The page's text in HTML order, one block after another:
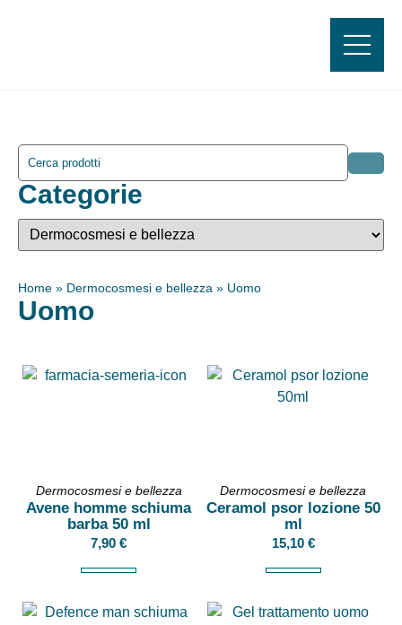
Categorie
Home » Dermocosmesi e bellezza » Uomo
Uomo
Dermocosmesi e bellezza
Avene homme schiuma
barba 50 ml
7,90€
Dermocosmesi e bellezza
Ceramol psor lozione 50
ml
15,10 €